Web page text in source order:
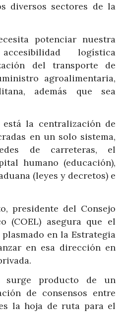
diversos sectores de la
potenciar nuestra
logística
del transporte de
agroalimentaria,
además que sea
la centralización de
en un solo sistema,
de carreteras, el
humano (educación),
(leyes y decretos) e
presidente del Consejo
(COEL) asegura que el
en la Estrategia
en esa dirección en
surge producto de un
de consensos entre
la hoja de ruta para el